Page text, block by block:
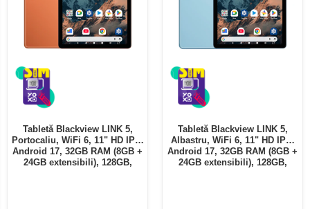
Tabletă Blackview LINK 5,
Portocaliu, WiFi 6, 11" HD IPS,
Android 17, 32GB RAM (8GB +
24GB extensibili), 128GB,
Tabletă Blackview LINK 5,
Albastru, WiFi 6, 11" HD IPS,
Android 17, 32GB RAM (8GB +
24GB extensibili), 128GB,